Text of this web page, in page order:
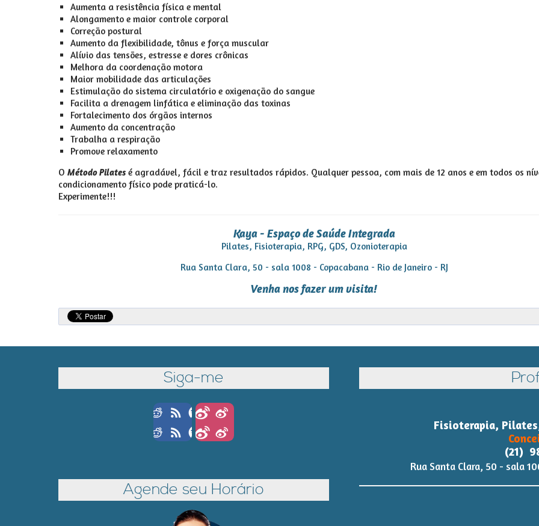
Aumenta a resistência física e mental
Alongamento e maior controle corporal
Correção postural
Aumento da flexibilidade, tônus e força muscular
Alívio das tensões, estresse e dores crônicas
Melhora da coordenação motora
Maior mobilidade das articulações
Estimulação do sistema circulatório e oxigenação do sangue
Facilita a drenagem linfática e eliminação das toxinas
Fortalecimento dos órgãos internos
Aumento da concentração
Trabalha a respiração
Promove relaxamento
O Método Pilates é agradável, fácil e traz resultados rápidos. Qualquer pessoa, com mais de 12 anos e em todos os
condicionamento físico pode praticá-lo.
Experimente!!!
Kaya - Espaço de Saúde Integrada
Pilates, Fisioterapia, RPG, GDS, Ozonioterapia
Rua Santa Clara, 50 - sala 1008 - Copacabana - Rio de Janeiro - RJ
Venha nos fazer um visita!
Siga-me
Agende seu Horário
Fisioterapia,
(21)
Rua Santa Clara, 50 - sala